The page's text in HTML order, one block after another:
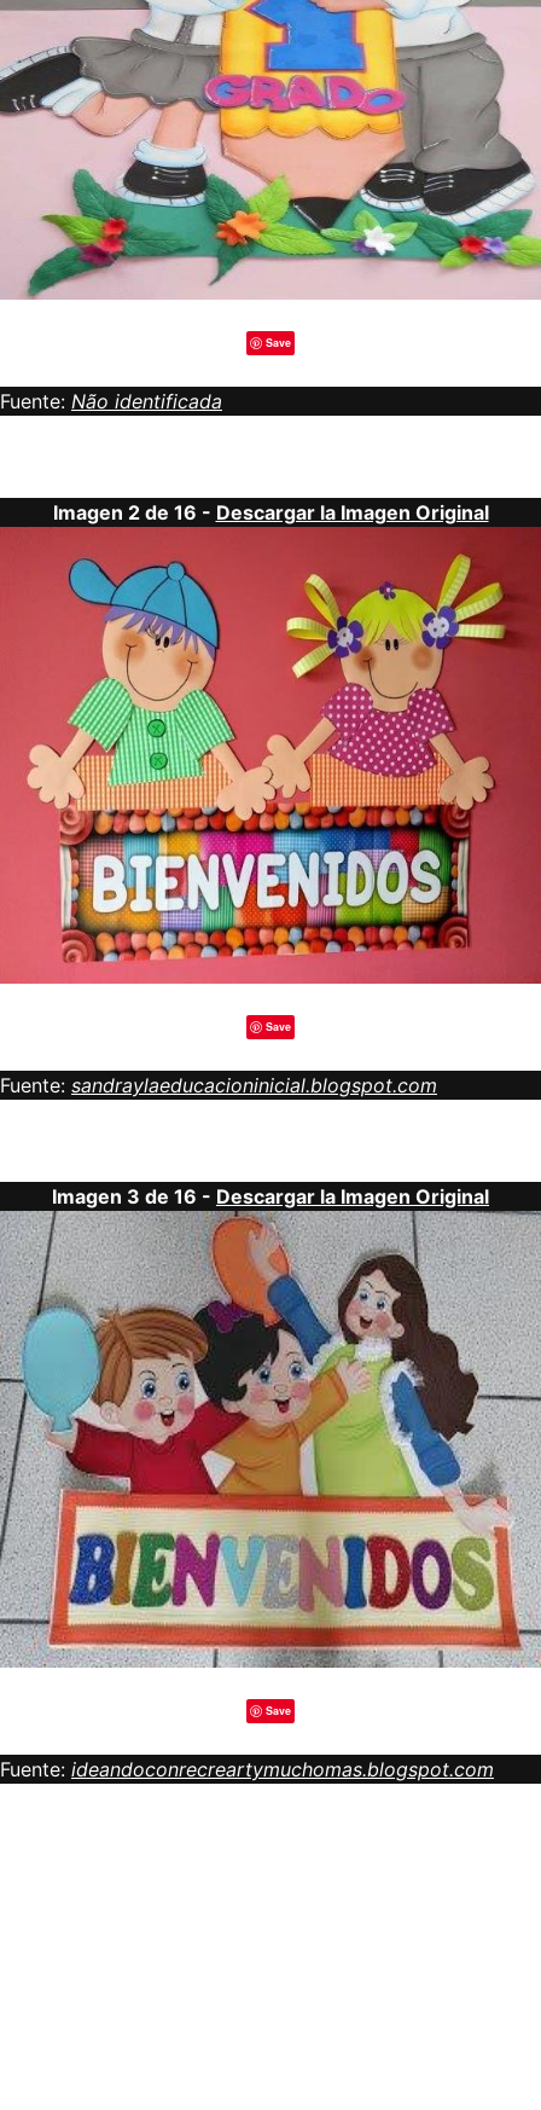
Save
Fuente: Não identificada
Imagen 2 de 16 - Descargar la Imagen Original
Save
Fuente: sandraylaeducacioninicial.blogspot.com
Imagen 3 de 16 - Descargar la Imagen Original
Save
Fuente: ideandoconrecreartymuchomas.blogspot.com